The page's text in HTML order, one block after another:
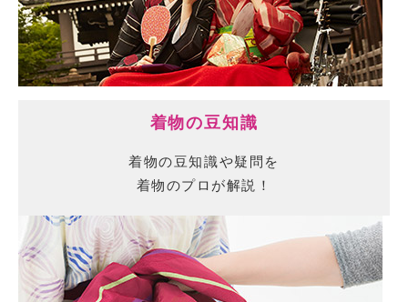
着物の豆知識
着物の豆知識や疑問を
着物のプロが解説！